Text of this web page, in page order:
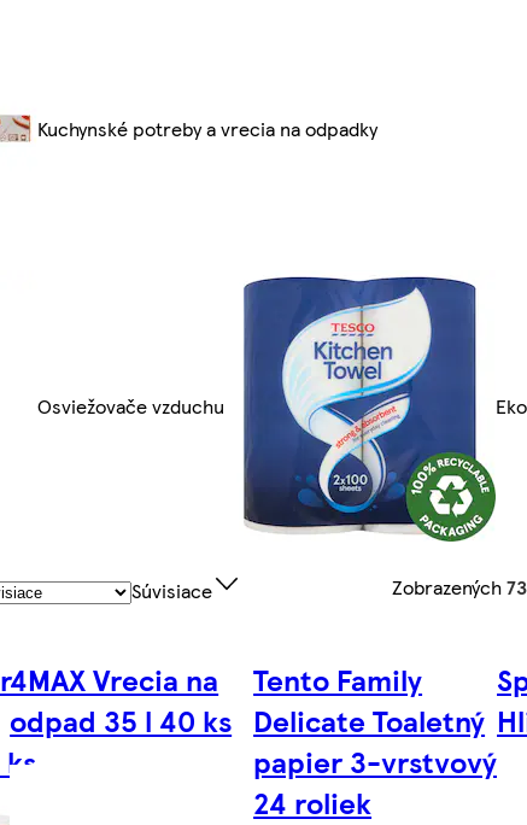
Kuchynské potreby a vrecia na odpadky
Osviežovače vzduchu
Súvisiace Zobrazených
4MAX Vrecia na
odpad 35 l 40 ks
Tento Family
Delicate Toaletný
papier 3-vrstvový
24 roliek